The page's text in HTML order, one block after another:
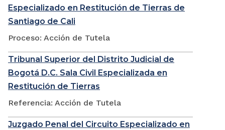
Especializado en Restitución de Tierras de
Santiago de Cali
Proceso: Acción de Tutela
Tribunal Superior del Distrito Judicial de
Bogotá D.C. Sala Civil Especializada en
Restitución de Tierras
Referencia: Acción de Tutela
Juzgado Penal del Circuito Especializado en